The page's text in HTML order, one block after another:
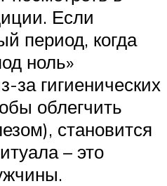
Если
период, когда
ноль»
за гигиенических
облегчить
становится
– это